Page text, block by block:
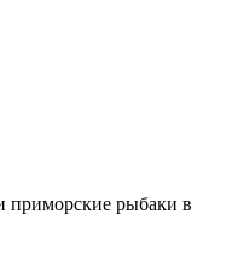
приморские рыбаки в